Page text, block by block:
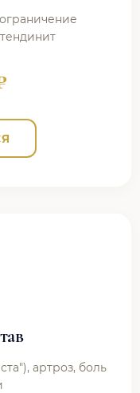
артроз, боль